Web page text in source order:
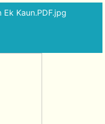
Kaun.PDF.jpg